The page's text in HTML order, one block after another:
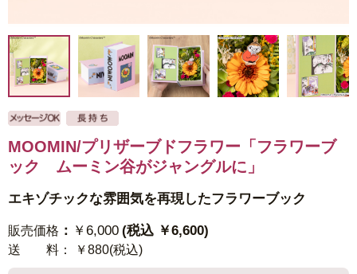
MOOMIN/プリザーブドフラワー「フラワーブ
ック ムーミン谷がジャングルに」
エキゾチックな雰囲気を再現したフラワーブック
販売価格 ： ￥6,000 (税込 ￥6,600)
送 料 ： ￥880(税込)